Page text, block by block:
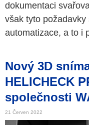
dokumentaci
však tyto
automatizace, a to i
Nový 3D
HELICHECK
společnosti
21 Červen 2022